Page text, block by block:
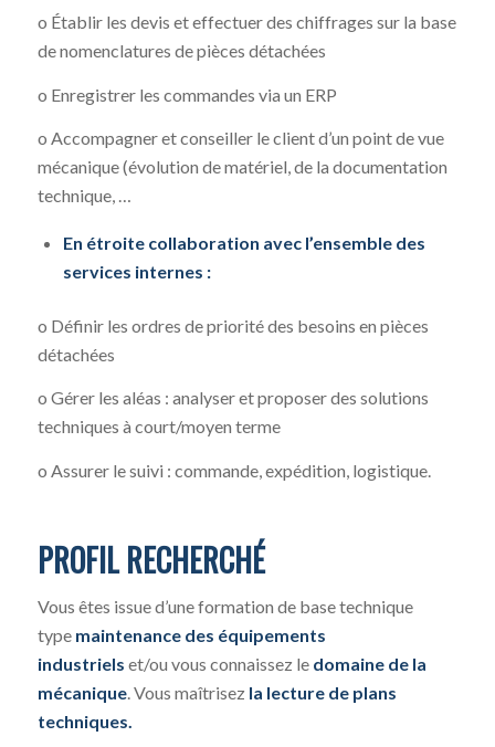
o Établir les devis et effectuer des chiffrages sur la base
de nomenclatures de pièces détachées
o Enregistrer les commandes via un ERP
o Accompagner et conseiller le client d’un point de vue
mécanique (évolution de matériel, de la documentation
technique, …
En étroite collaboration avec l’ensemble des
services internes :
o Définir les ordres de priorité des besoins en pièces
détachées
o Gérer les aléas : analyser et proposer des solutions
techniques à court/moyen terme
o Assurer le suivi : commande, expédition, logistique.
PROFIL RECHERCHÉ
Vous êtes issue d’une formation de base technique
type maintenance des équipements
industriels et/ou vous connaissez le domaine de la
mécanique. Vous maîtrisez la lecture de plans
techniques.